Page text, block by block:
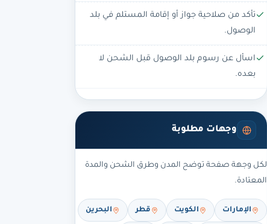
تأكد من صلاحية جواز أو إقامة المستلم في بلد
الوصول.
اسأل عن رسوم بلد الوصول قبل الشحن لا
بعده.
وجهات مطلوبة
لكل وجهة صفحة توضح المدن وطرق الشحن والمدة
المعتادة.
الإمارات الكويت قطر البحرين